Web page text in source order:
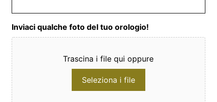
Inviaci qualche foto del tuo orologio!
Trascina i file qui oppure
Seleziona i file